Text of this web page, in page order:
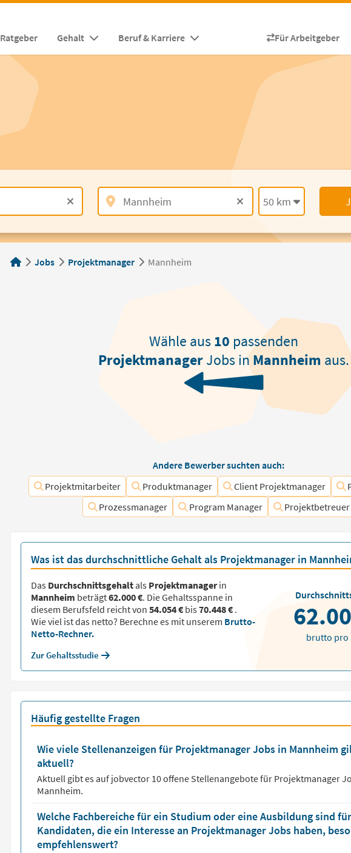
Ratgeber Gehalt Beruf & Karriere Für Arbeitgeber
50 km
Jobs Projektmanager Mannheim
Wähle aus10 passenden
ProjektmanagerJobs in Mannheim aus.
Andere Bewerber suchten auch:
Projektmitarbeiter
Produktmanager Client Projektmanager
Prozessmanager
Program Manager Projektbetreuer
Was ist das durchschnittliche Gehalt als Projektmanager in
Das Durchschnittsgehaltals Projektmanagerin
Mannheim beträgt62.000 €. Die Gehaltsspanne in
diesem Berufsfeld reicht von 54.054 €bis70.448 € .
Wie viel ist das netto? Berechne es mit unserem Brutto-
Netto-Rechner.
Zur Gehaltsstudie
brutto pro
Häufig gestellte Fragen
Wie viele Stellenanzeigen für Projektmanager Jobs in Mannheim
aktuell?
Aktuell gibt es auf jobvector 10offene Stellenangebote für Projektmanager
Mannheim.
Welche Fachbereiche für ein Studium oder eine Ausbildung sind für
Kandidaten, die ein Interesse an Projektmanager Jobs haben,
empfehlenswert?